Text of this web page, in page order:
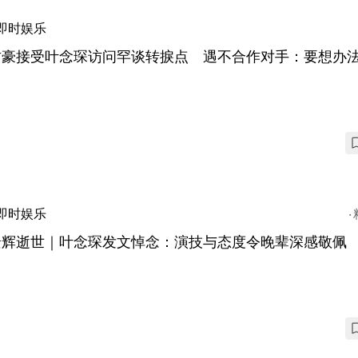
时娱乐
接受叶念琛访问罕谈转捩点 遇不合作对手：要想办
时娱乐
逝世｜叶念琛发文悼念：演技与态度令晚辈深感敬佩